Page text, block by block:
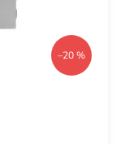
–20 %